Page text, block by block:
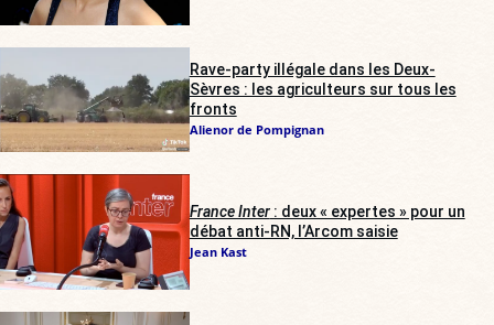
Rave-party illégale dans les Deux-
Sèvres : les agriculteurs sur tous les
fronts
Alienor de Pompignan
France Inter: deux « expertes » pour un
débat anti-RN, l’Arcom saisie
Jean Kast